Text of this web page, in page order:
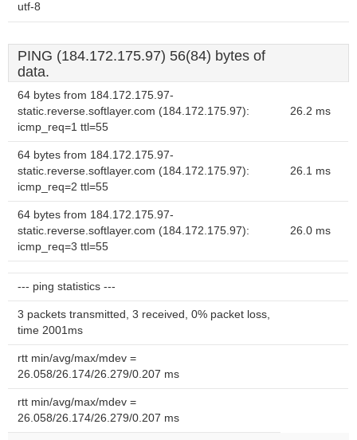
utf-8
PING (184.172.175.97) 56(84) bytes of
data.
64 bytes from 184.172.175.97-
static.reverse.softlayer.com (184.172.175.97):
icmp_req=1 ttl=55
26.2 ms
64 bytes from 184.172.175.97-
static.reverse.softlayer.com (184.172.175.97):
icmp_req=2 ttl=55
26.1 ms
64 bytes from 184.172.175.97-
static.reverse.softlayer.com (184.172.175.97):
icmp_req=3 ttl=55
26.0 ms
--- ping statistics ---
3 packets transmitted, 3 received, 0% packet loss,
time 2001ms
rtt min/avg/max/mdev =
26.058/26.174/26.279/0.207 ms
rtt min/avg/max/mdev =
26.058/26.174/26.279/0.207 ms